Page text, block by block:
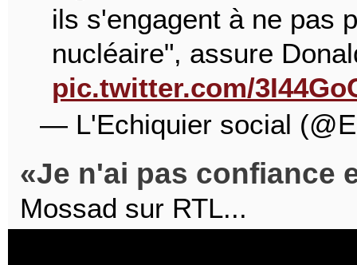
ils s'engagent à ne pas
nucléaire", assure
pic.twitter.com/
— L'Echiquier social
Je n'ai pas confiance
Mossad sur RTL...